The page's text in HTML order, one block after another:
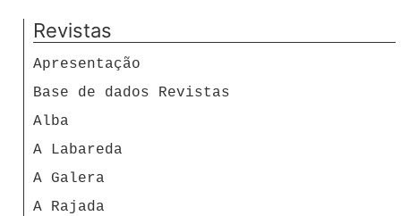
Revistas
Apresentação
Base de dados Revistas
Alba
A Labareda
A Galera
A Rajada